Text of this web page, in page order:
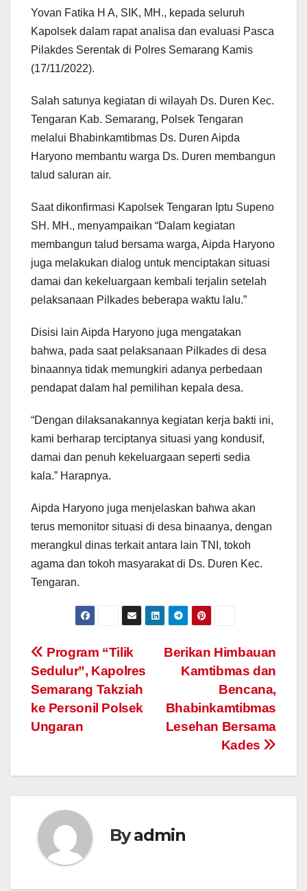
Yovan Fatika H A, SIK, MH., kepada seluruh
Kapolsek dalam rapat analisa dan evaluasi Pasca
Pilakdes Serentak di Polres Semarang Kamis
(17/11/2022).
Salah satunya kegiatan di wilayah Ds. Duren Kec.
Tengaran Kab. Semarang, Polsek Tengaran
melalui Bhabinkamtibmas Ds. Duren Aipda
Haryono membantu warga Ds. Duren membangun
talud saluran air.
Saat dikonfirmasi Kapolsek Tengaran Iptu Supeno
SH. MH., menyampaikan “Dalam kegiatan
membangun talud bersama warga, Aipda Haryono
juga melakukan dialog untuk menciptakan situasi
damai dan kekeluargaan kembali terjalin setelah
pelaksanaan Pilkades beberapa waktu lalu.”
Disisi lain Aipda Haryono juga mengatakan
bahwa, pada saat pelaksanaan Pilkades di desa
binaannya tidak memungkiri adanya perbedaan
pendapat dalam hal pemilihan kepala desa.
“Dengan dilaksanakannya kegiatan kerja bakti ini,
kami berharap terciptanya situasi yang kondusif,
damai dan penuh kekeluargaan seperti sedia
kala.” Harapnya.
Aipda Haryono juga menjelaskan bahwa akan
terus memonitor situasi di desa binaanya, dengan
merangkul dinas terkait antara lain TNI, tokoh
agama dan tokoh masyarakat di Ds. Duren Kec.
Tengaran.
Post
navigation
Berikan Himbauan
Kamtibmas dan
Bencana,
Bhabinkamtibmas
Lesehan Bersama
Kades
Program “Tilik
Sedulur”, Kapolres
Semarang Takziah
ke Personil Polsek
Ungaran
Byadmin